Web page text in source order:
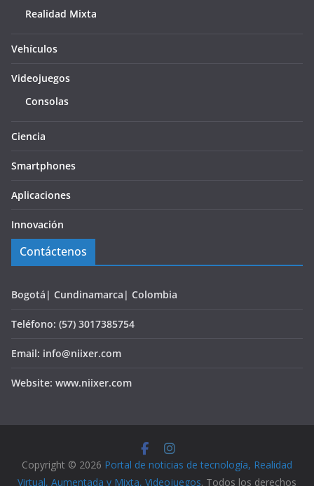
Realidad Mixta
Vehículos
Videojuegos
Consolas
Ciencia
Smartphones
Aplicaciones
Innovación
Contáctenos
Bogotá| Cundinamarca| Colombia
Teléfono: (57) 3017385754
Email: info@niixer.com
Website: www.niixer.com
Copyright © 2026 Portal de noticias de tecnología, Realidad
Virtual, Aumentada y Mixta, Videojuegos. Todos los derechos